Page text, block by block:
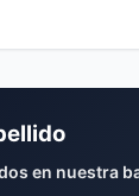
en nuestra